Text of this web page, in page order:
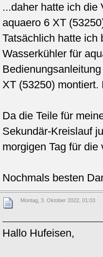
...daher hatte ich die
aquaero 6 XT
Tatsächlich hatte ich
Wasserkühler für
XT (53250)
Da die Teile für
Sekundär-Kreislauf
morgigen Tag für
Nochmals besten
Montag, 3. Oktober 2022, 01:03
Hallo Hufeisen,